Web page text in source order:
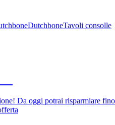
DutchboneTavoli consolle
Da oggi potrai risparmiare fino